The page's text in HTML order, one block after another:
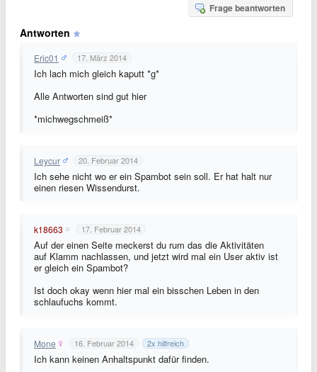
Frage beantworten
Antworten
Eric01 17. März 2014
Ich lach mich gleich kaputt *g*
Alle Antworten sind gut hier
*michwegschmeiß*
Leycur 20. Februar 2014
Ich sehe nicht wo er ein Spambot sein soll. Er hat halt nur
einen riesen Wissendurst.
k18663 17. Februar 2014
Auf der einen Seite meckerst du rum das die Aktivitäten
auf Klamm nachlassen, und jetzt wird mal ein User aktiv ist
er gleich ein Spambot?
Ist doch okay wenn hier mal ein bisschen Leben in den
schlaufuchs kommt.
Mone 16. Februar 2014 2x hilfreich
Ich kann keinen Anhaltspunkt dafür finden.